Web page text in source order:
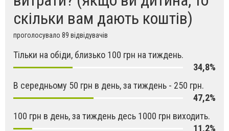
скільки вам дають коштів)
проголосувало 89 відвідувачів
Тільки на обіди, близько 100 грн на тиждень.
34,8%
В середньому 50 грн в день, за тиждень - 250 грн.
47,2%
100 грн в день, за тиждень десь 1000 грн виходить.
11,2%